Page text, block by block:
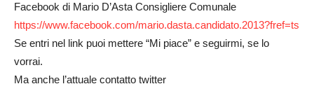
Facebook di Mario D’Asta Consigliere Comunale
https://www.facebook.com/mario.dasta.candidato.2013?fref=ts
Se entri nel link puoi mettere “Mi piace” e seguirmi, se lo
vorrai.
Ma anche l’attuale contatto twitter